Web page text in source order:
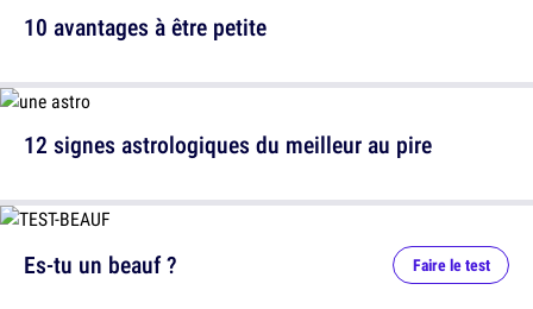
10 avantages à être petite
12 signes astrologiques du meilleur au pire
Es-tu un beauf ? Faire le test